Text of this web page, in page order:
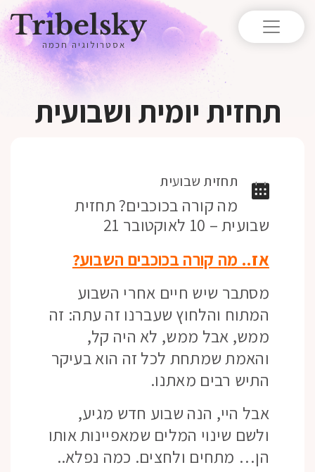
אסטרולוגיה חכמה
תחזית יומית ושבועית
תחזית שבועית
מה קורה בכוכבים? תחזית
שבועית – 10 לאוקטובר 21
אז.. מה קורה בכוכבים השבוע?
מסתבר שיש חיים אחרי השבוע
המתוח והלחוץ שעברנו זה עתה: זה
ממש, אבל ממש, לא היה קל,
והאמת שמתחת לכל זה הוא בעיקר
התיש רבים מאתנו.
אבל היי, הנה שבוע חדש מגיע,
ולשם שינוי המלים שמאפיינות אותו
הן… מתחים ולחצים. כמה נפלא..